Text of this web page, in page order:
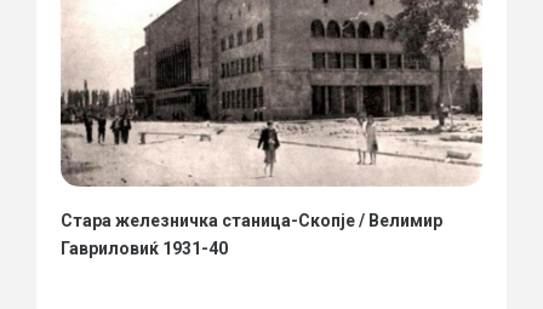
Стара железничка станица-Скопје / Велимир
Гавриловиќ 1931-40